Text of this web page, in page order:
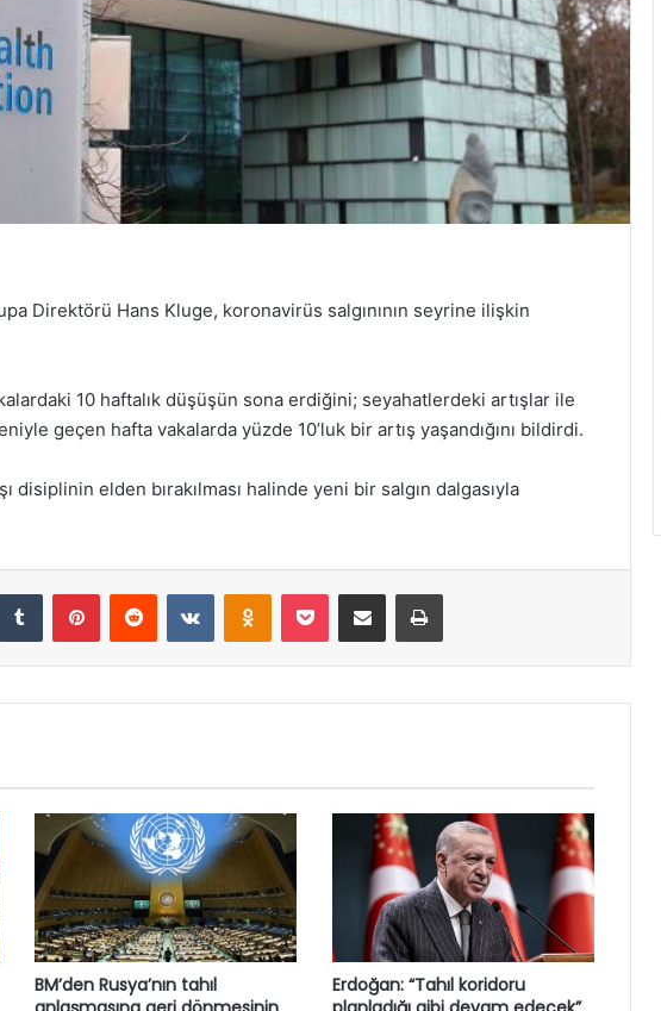
Direktörü Hans Kluge, koronavirüs salgınının seyrine ilişkin
10 haftalık düşüşün sona erdiğini; seyahatlerdeki artışlar ile
geçen hafta vakalarda yüzde 10’luk bir artış yaşandığını bildirdi.
disiplinin elden bırakılması halinde yeni bir salgın dalgasıyla
Tumblr PinterestReddit VKontakteOdnoklassniki
Pocket E-Posta ile paylaş Yazdır
BM’den Rusya’nın tahıl
Erdoğan: “Tahıl koridoru